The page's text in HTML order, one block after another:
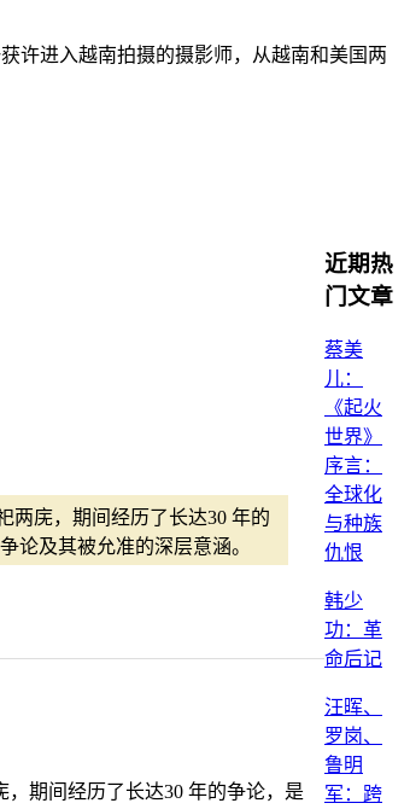
许进入越南拍摄的摄影师，从越南和美国两
两庑，期间经历了长达30 年的
论及其被允准的深层意涵。
期间经历了长达30 年的争论，是
近期热
门文章
蔡美
儿：
《起火
世界》
序言：
全球化
与种族
仇恨
韩少
功：革
命后记
汪晖、
罗岗、
鲁明
军：跨